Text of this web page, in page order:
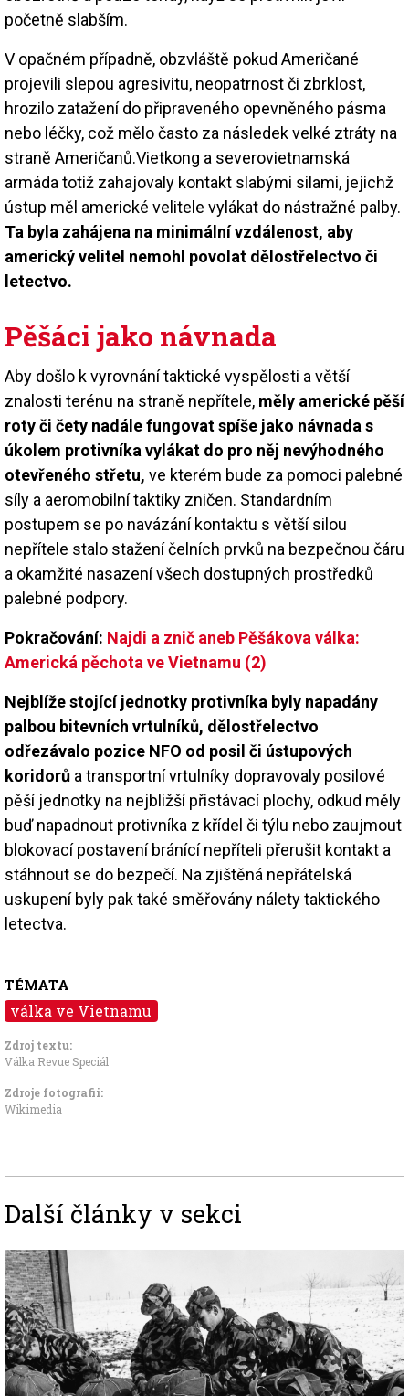
početně slabším.
V opačném případně, obzvláště pokud Američané
projevili slepou agresivitu, neopatrnost či zbrklost,
hrozilo zatažení do připraveného opevněného pásma
nebo léčky, což mělo často za následek velké ztráty na
straně Američanů.Vietkong a severovietnamská
armáda totiž zahajovaly kontakt slabými silami, jejichž
ústup měl americké velitele vylákat do nástražné palby.
Ta byla zahájena na minimální vzdálenost, aby
americký velitel nemohl povolat dělostřelectvo či
letectvo.
Pěšáci jako návnada
Aby došlo k vyrovnání taktické vyspělosti a větší
znalosti terénu na straně nepřítele, měly americké pěší
roty či čety nadále fungovat spíše jako návnada s
úkolem protivníka vylákat do pro něj nevýhodného
otevřeného střetu, ve kterém bude za pomoci palebné
síly a aeromobilní taktiky zničen. Standardním
postupem se po navázání kontaktu s větší silou
nepřítele stalo stažení čelních prvků na bezpečnou čáru
a okamžité nasazení všech dostupných prostředků
palebné podpory.
Pokračování: Najdi a znič aneb Pěšákova válka:
Americká pěchota ve Vietnamu (2)
Nejblíže stojící jednotky protivníka byly napadány
palbou bitevních vrtulníků, dělostřelectvo
odřezávalo pozice NFO od posil či ústupových
koridorů a transportní vrtulníky dopravovaly posilové
pěší jednotky na nejbližší přistávací plochy, odkud měly
buď napadnout protivníka z křídel či týlu nebo zaujmout
blokovací postavení bránící nepříteli přerušit kontakt a
stáhnout se do bezpečí. Na zjištěná nepřátelská
uskupení byly pak také směřovány nálety taktického
letectva.
TÉMATA
válka ve Vietnamu
Zdroj textu:
Válka Revue Speciál
Zdroje fotografii:
Wikimedia
Další články v sekci
Image